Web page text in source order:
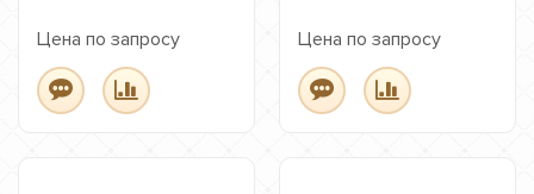
Цена по запросу Цена по запросу